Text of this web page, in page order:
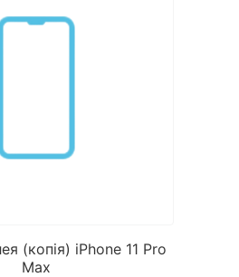
(копія) iPhone 11 Pro
Max